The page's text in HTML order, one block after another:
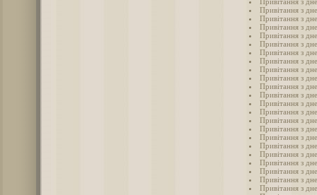
Привітання з
Привітання з
Привітання з
Привітання з
Привітання з
Привітання з
Привітання з
Привітання з
Привітання з
Привітання з
Привітання з
Привітання з
Привітання з
Привітання з
Привітання з
Привітання з
Привітання з
Привітання з
Привітання з
Привітання з
Привітання з
Привітання з